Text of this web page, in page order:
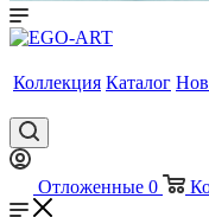
Коллекция Каталог
Отложенные 0